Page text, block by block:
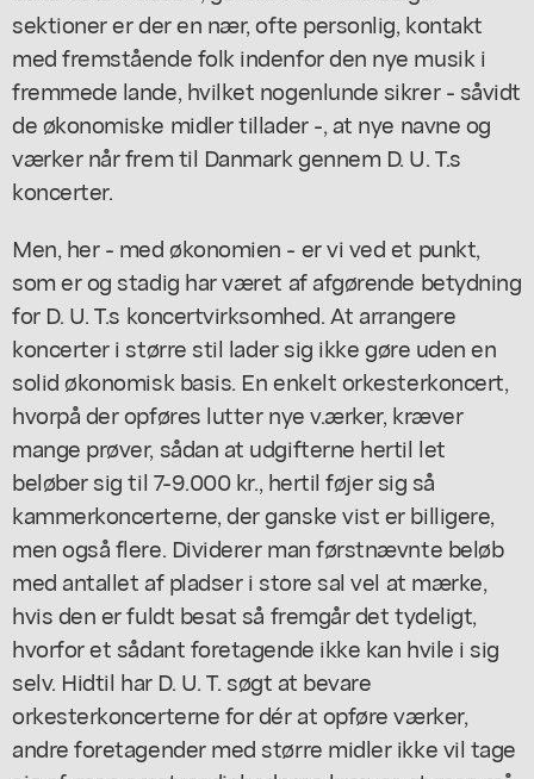
sektioner er der en nær, ofte personlig, kontakt
med fremstående folk indenfor den nye musik i
fremmede lande, hvilket nogenlunde sikrer - såvidt
de økonomiske midler tillader -, at nye navne og
værker når frem til Danmark gennem D. U. T.s
koncerter.
Men, her - med økonomien - er vi ved et punkt,
som er og stadig har været af afgørende betydning
for D. U. T.s koncertvirksomhed. At arrangere
koncerter i større stil lader sig ikke gøre uden en
solid økonomisk basis. En enkelt orkesterkoncert,
hvorpå der opføres lutter nye v.ærker, kræver
mange prøver, sådan at udgifterne hertil let
beløber sig til 7-9.000 kr., hertil føjer sig så
kammerkoncerterne, der ganske vist er billigere,
men også flere. Dividerer man førstnævnte beløb
med antallet af pladser i store sal vel at mærke,
hvis den er fuldt besat så fremgår det tydeligt,
hvorfor et sådant foretagende ikke kan hvile i sig
selv. Hidtil har D. U. T. søgt at bevare
orkesterkoncerterne for dér at opføre værker,
andre foretagender med større midler ikke vil tage